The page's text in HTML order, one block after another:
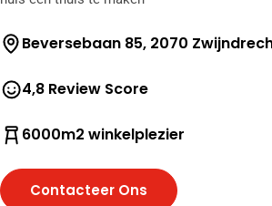
Beversebaan 85, 2070
4,8 Review Score
6000m2 winkelplezier
Contacteer Ons